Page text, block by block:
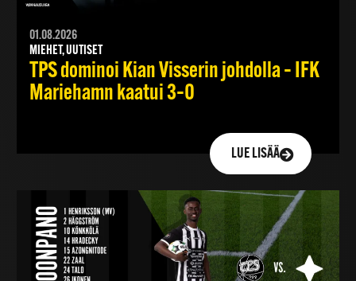
01.08.2026
MIEHET, UUTISET
TPS dominoi Kian Visserin johdolla – IFK
Mariehamn kaatui 3–0
LUE LISÄÄ